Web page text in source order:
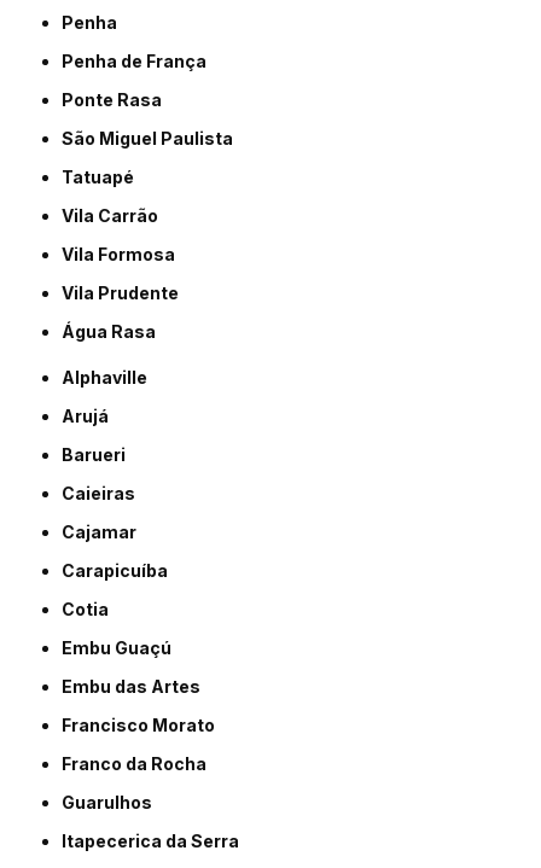
Penha
Penha de França
Ponte Rasa
São Miguel Paulista
Tatuapé
Vila Carrão
Vila Formosa
Vila Prudente
Água Rasa
Alphaville
Arujá
Barueri
Caieiras
Cajamar
Carapicuíba
Cotia
Embu Guaçú
Embu das Artes
Francisco Morato
Franco da Rocha
Guarulhos
Itapecerica da Serra